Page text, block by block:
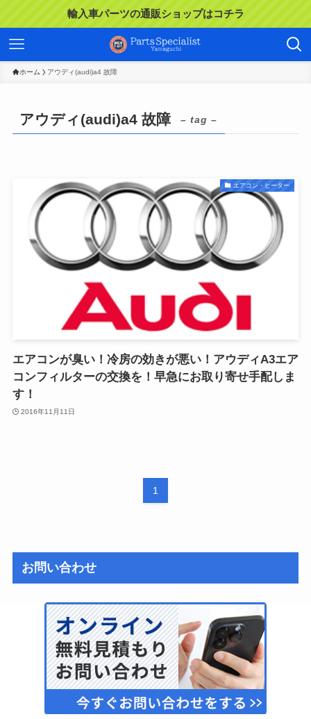
輸入車パーツの通販ショップはコチラ
ホーム アウディ(audi)a4 故障
アウディ(audi)a4 故障 – tag –
エアコン・ヒーター
エアコンが臭い！冷房の効きが悪い！アウディA3エア
コンフィルターの交換を！早急にお取り寄せ手配しま
す！
2016年11月11日
1
お問い合わせ